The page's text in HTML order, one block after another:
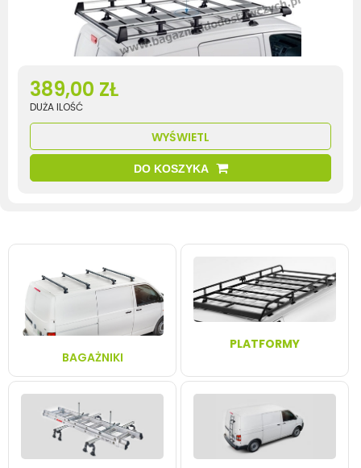
389,00 ZŁ
DUŻA ILOŚĆ
WYŚWIETL
DO KOSZYKA
BAGAŻNIKI
PLATFORMY